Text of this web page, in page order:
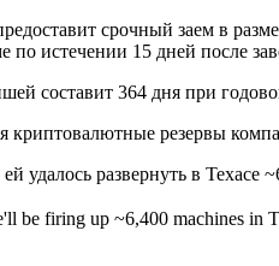
срочный заем в
по истечении 15 дней после
составит 364 дня при
криптовалютные резервы
удалось развернуть в Техасе
be firing up ~6,400 machines in